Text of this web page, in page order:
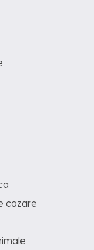
cazare